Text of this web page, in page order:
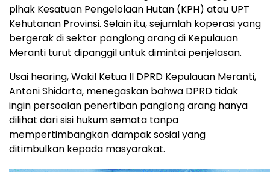
pihak Kesatuan Pengelolaan Hutan (KPH) atau UPT
Kehutanan Provinsi. Selain itu, sejumlah koperasi yang
bergerak di sektor panglong arang di Kepulauan
Meranti turut dipanggil untuk dimintai penjelasan.
Usai hearing, Wakil Ketua II DPRD Kepulauan Meranti,
Antoni Shidarta, menegaskan bahwa DPRD tidak
ingin persoalan penertiban panglong arang hanya
dilihat dari sisi hukum semata tanpa
mempertimbangkan dampak sosial yang
ditimbulkan kepada masyarakat.